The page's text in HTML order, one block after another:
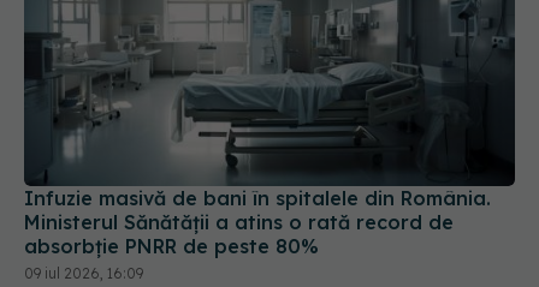
Infuzie masivă de bani în spitalele din România.
Ministerul Sănătății a atins o rată record de
absorbție PNRR de peste 80%
09 iul 2026, 16:09